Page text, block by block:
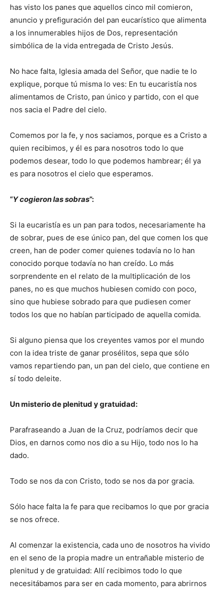
has visto los panes que aquellos cinco mil comieron,
anuncio y prefiguración del pan eucarístico que alimenta
a los innumerables hijos de Dos, representación
simbólica de la vida entregada de Cristo Jesús.
No hace falta, Iglesia amada del Señor, que nadie te lo
explique, porque tú misma lo ves: En tu eucaristía nos
alimentamos de Cristo, pan único y partido, con el que
nos sacia el Padre del cielo.
Comemos por la fe, y nos saciamos, porque es a Cristo a
quien recibimos, y él es para nosotros todo lo que
podemos desear, todo lo que podemos hambrear; él ya
es para nosotros el cielo que esperamos.
“Y cogieron las sobras”:
Si la eucaristía es un pan para todos, necesariamente ha
de sobrar, pues de ese único pan, del que comen los que
creen, han de poder comer quienes todavía no lo han
conocido porque todavía no han creído. Lo más
sorprendente en el relato de la multiplicación de los
panes, no es que muchos hubiesen comido con poco,
sino que hubiese sobrado para que pudiesen comer
todos los que no habían participado de aquella comida.
Si alguno piensa que los creyentes vamos por el mundo
con la idea triste de ganar prosélitos, sepa que sólo
vamos repartiendo pan, un pan del cielo, que contiene en
sí todo deleite.
Un misterio de plenitud y gratuidad:
Parafraseando a Juan de la Cruz, podríamos decir que
Dios, en darnos como nos dio a su Hijo, todo nos lo ha
dado.
Todo se nos da con Cristo, todo se nos da por gracia.
Sólo hace falta la fe para que recibamos lo que por gracia
se nos ofrece.
Al comenzar la existencia, cada uno de nosotros ha vivido
en el seno de la propia madre un entrañable misterio de
plenitud y de gratuidad: Allí recibimos todo lo que
necesitábamos para ser en cada momento, para abrirnos